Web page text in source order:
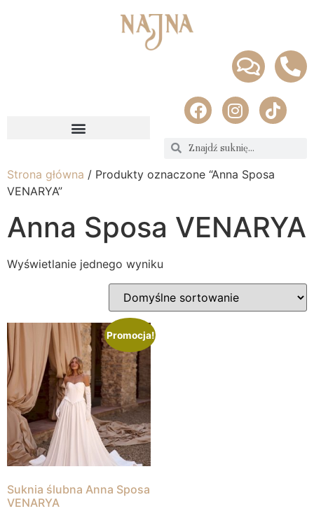
Strona główna / Produkty oznaczone “Anna Sposa
VENARYA”
Anna Sposa VENARYA
Wyświetlanie jednego wyniku
Promocja!
Suknia ślubna Anna Sposa
VENARYA